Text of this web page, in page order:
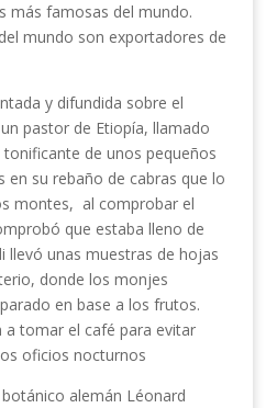
más famosas del mundo.
mundo son exportadores de
y difundida sobre el
pastor de Etiopía, llamado
de unos pequeños
su rebaño de cabras que lo
montes, al comprobar el
que estaba lleno de
llevó unas muestras de hojas
donde los monjes
en base a los frutos.
tomar el café para evitar
oficios nocturnos
alemán Léonard